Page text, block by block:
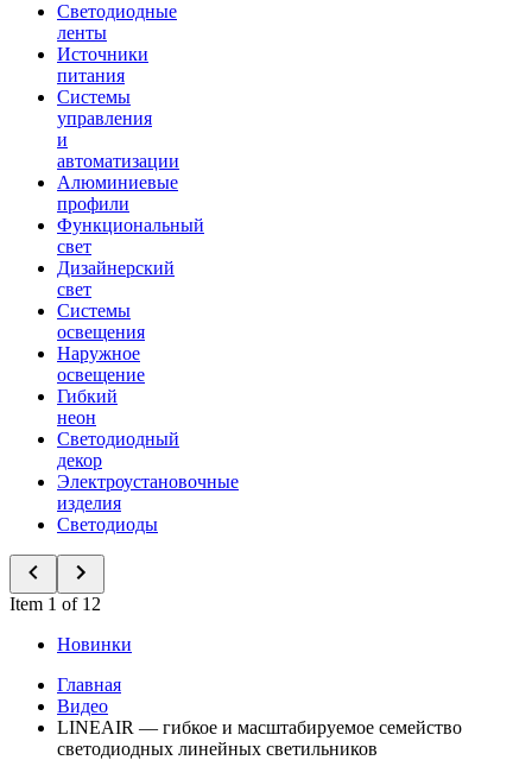
Светодиодные
ленты
Источники
питания
Системы
управления
и
автоматизации
Алюминиевые
профили
Функциональный
свет
Дизайнерский
свет
Системы
освещения
Наружное
освещение
Гибкий
неон
Светодиодный
декор
Электроустановочные
изделия
Светодиоды
Item 1 of 12
Новинки
Главная
Видео
LINEAIR — гибкое и масштабируемое семейство
светодиодных линейных светильников